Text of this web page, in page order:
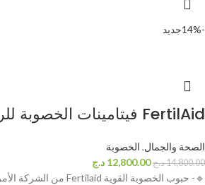
-14% جديد
FertilAid فيتامينات الخصوبة للرجال 90 كبسولة.
الصحة والجمال, الخصوبة
14,800.00د.ج 12,800.00 د.ج